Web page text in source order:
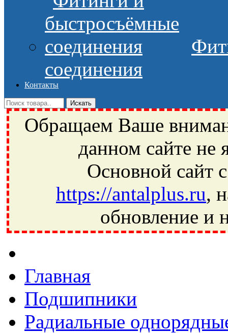
соединения
Контакты
Обращаем Ваше
данном сайте не
Основной сайт
https://antalplus.ru,
обновление и
Ивантеевка, подшипники, пневматика, метизы, техника,
Главная
Подшипники
Радиальные